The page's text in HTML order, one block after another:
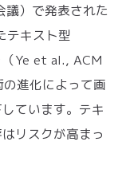
議）で発表された
テキスト型
（Ye et al., ACM
進化によって画
ています。テキ
リスクが高まっ